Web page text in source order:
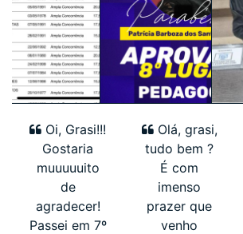
Oi, Grasi!!!
Gostaria
muuuuuito
de
agradecer!
Passei em 7º
Olá, grasi,
tudo bem ?
É com
imenso
prazer que
venho